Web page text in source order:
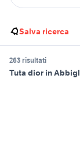
Salva ricerca
263 risultati
Tuta dior in